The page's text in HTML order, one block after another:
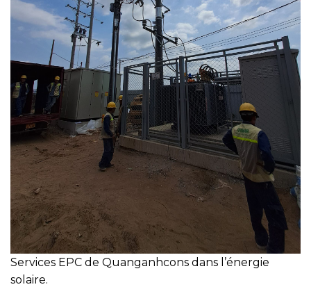
Services EPC de Quanganhcons dans l’énergie
solaire.